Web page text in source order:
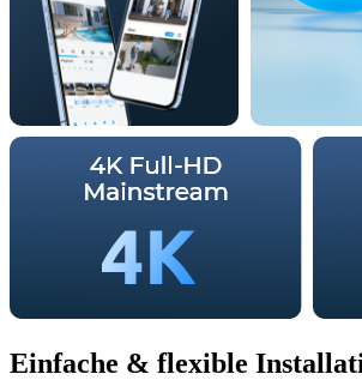
Einfache & flexible